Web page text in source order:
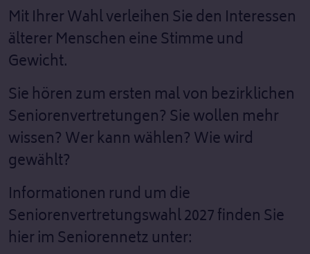
Mit Ihrer Wahl verleihen Sie den Interessen
älterer Menschen eine Stimme und
Gewicht.
Sie hören zum ersten mal von bezirklichen
Seniorenvertretungen? Sie wollen mehr
wissen? Wer kann wählen? Wie wird
gewählt?
Informationen rund um die
Seniorenvertretungswahl 2027 finden Sie
hier im Seniorennetz unter: